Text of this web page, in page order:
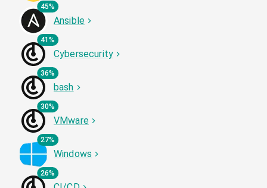
45%
Ansible
41%
Cybersecurity
36%
bash
30%
VMware
27%
Windows
26%